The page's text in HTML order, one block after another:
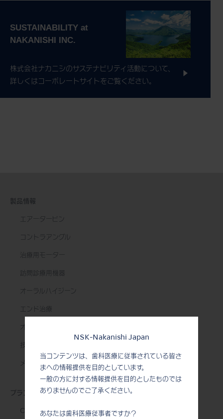
NSK-Nakanishi Japan
当コンテンツは、歯科医療に従事されている皆さ
まへの情報提供を目的としています。
一般の方に対する情報提供を目的としたものでは
ありませんのでご了承ください。
あなたは歯科医療従事者ですか？
株式会社ナカニシのサステナビリティ活動について、
詳しくはコーポレートサイトをご覧ください。
製品情報
エアータービン
コントラアングル
治療用モーター
訪問診療用機器
オーラルハイジーン
エンド治療
オーラルサージェリー
技工用製品
メンテナンス＆オートクレーブ
ブランド
Create it